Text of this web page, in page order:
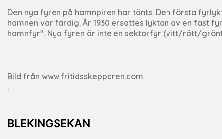
Den nya fyren på hamnpiren har tänts. Den första
hamnen var färdig. År 1930 ersattes lyktan av en fast
hamnfyr". Nya fyren är inte en sektorfyr (vitt/rött/
Bild från www.fritidsskepparen.com
.
BLEKINGSEKAN